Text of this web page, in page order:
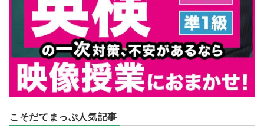
こそだてまっぷ人気記事